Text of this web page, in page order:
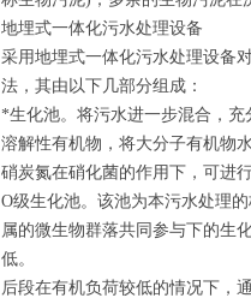
地埋式一体化污水处理设备
采用地埋式一体化污水处理设备
法，其由以下几部分组成：
*生化池。将污水进一步混合，
溶解性有机物，将大分子有机物
硝炭氮在硝化菌的作用下，可进
O级生化池。该池为本污水处理
属的微生物群落共同参与下的生
低。
后段在有机负荷较低的情况下，